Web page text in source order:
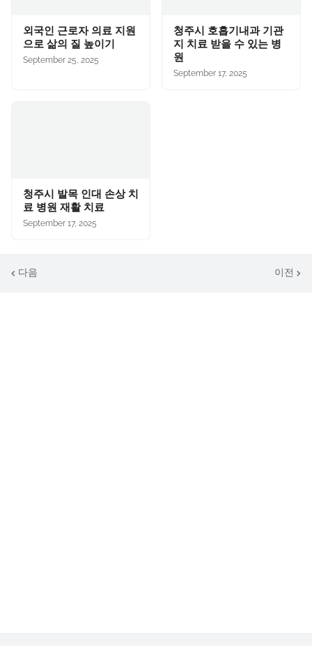
외국인 근로자 의료 지원
으로 삶의 질 높이기
September 25, 2025
청주시 호흡기내과 기관
지 치료 받을 수 있는 병
원
September 17, 2025
청주시 발목 인대 손상 치
료 병원 재활 치료
September 17, 2025
다음 이전